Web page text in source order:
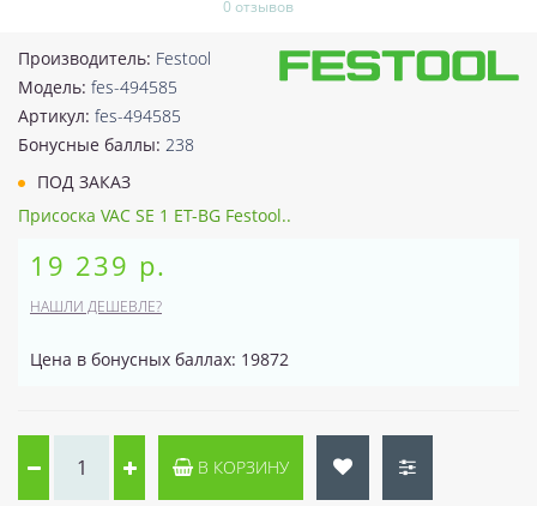
0 отзывов
Производитель: Festool
Модель: fes-494585
Артикул: fes-494585
Бонусные баллы: 238
ПОД ЗАКАЗ
Присоска VAC SE 1 ET-BG Festool..
19 239 р.
НАШЛИ ДЕШЕВЛЕ?
Цена в бонусных баллах: 19872
В КОРЗИНУ